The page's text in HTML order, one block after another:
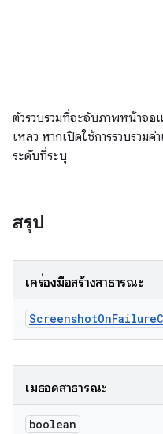
ตัวรวบรวมที่จะจับภาพหน้าจ
เหลว หากเปิดใช้การรวบรวม
ระดับที่ระบุ
สรุป
เครื่องมือสร้างสาธารณะ
ScreenshotOnFailure
เมธอดสาธารณะ
boolean